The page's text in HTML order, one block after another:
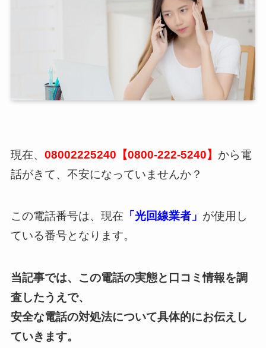
現在、 08002225240【0800-222-5240】 から電
話がきて、不安になっていませんか？
この電話番号は、現在 「光回線業者」 が使用し
ている番号となります。
当記事では、この電話の実態と口コミ情報を調
査したうえで、
安全な電話の対処法について具体的にお伝えし
ていきます。